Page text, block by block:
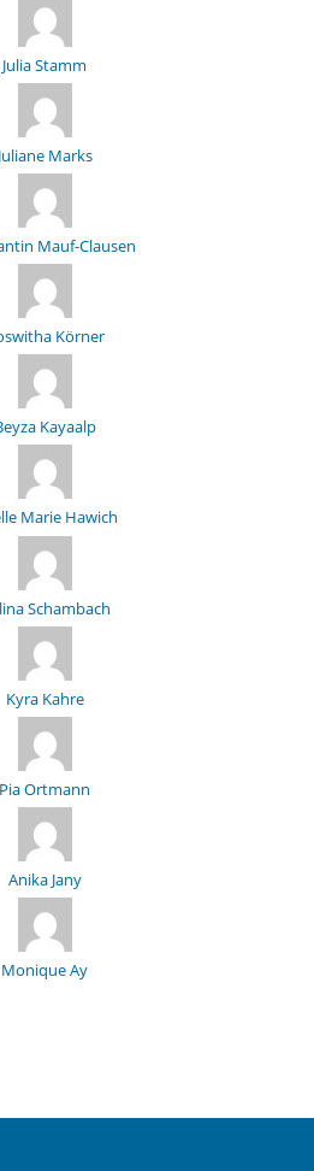
Julia Stamm
Juliane Marks
Mauf-Clausen
Körner
Kayaalp
Marie Hawich
Schambach
Kyra Kahre
Pia Ortmann
Anika Jany
Monique Ay